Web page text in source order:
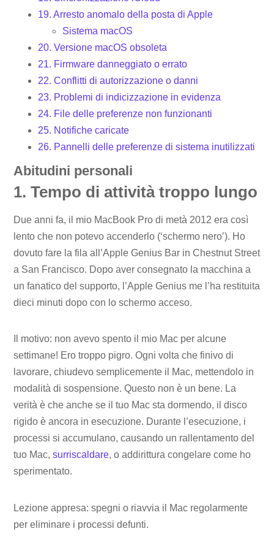
19. Arresto anomalo della posta di Apple
Sistema macOS
20. Versione macOS obsoleta
21. Firmware danneggiato o errato
22. Conflitti di autorizzazione o danni
23. Problemi di indicizzazione in evidenza
24. File delle preferenze non funzionanti
25. Notifiche caricate
26. Pannelli delle preferenze di sistema inutilizzati
Abitudini personali
1. Tempo di attività troppo lungo
Due anni fa, il mio MacBook Pro di metà 2012 era così
lento che non potevo accenderlo (‘schermo nero’). Ho
dovuto fare la fila all’Apple Genius Bar in Chestnut Street
a San Francisco. Dopo aver consegnato la macchina a
un fanatico del supporto, l’Apple Genius me l’ha restituita
dieci minuti dopo con lo schermo acceso.
Il motivo: non avevo spento il mio Mac per alcune
settimane! Ero troppo pigro. Ogni volta che finivo di
lavorare, chiudevo semplicemente il Mac, mettendolo in
modalità di sospensione. Questo non è un bene. La
verità è che anche se il tuo Mac sta dormendo, il disco
rigido è ancora in esecuzione. Durante l’esecuzione, i
processi si accumulano, causando un rallentamento del
tuo Mac,surriscaldare, o addirittura congelare come ho
sperimentato.
Lezione appresa: spegni o riavvia il Mac regolarmente
per eliminare i processi defunti.